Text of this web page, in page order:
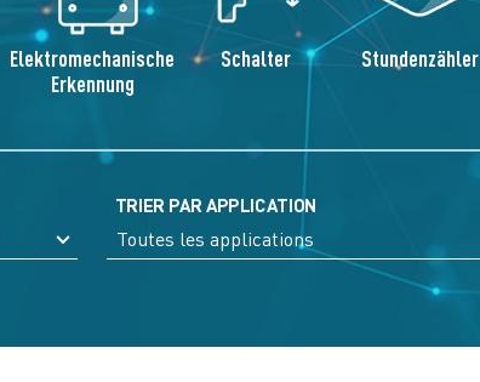
Elektromechanische
Erkennung
Schalter Stundenzähler
TRIER PAR APPLICATION